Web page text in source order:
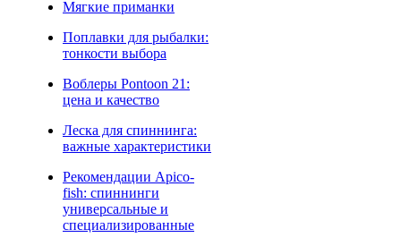
Мягкие приманки
Поплавки для рыбалки:
тонкости выбора
Воблеры Pontoon 21:
цена и качество
Леска для спиннинга:
важные характеристики
Рекомендации Apico-
fish: спиннинги
универсальные и
специализированные